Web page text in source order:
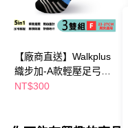
【廠商直送】Walkplus
織步加-A款輕壓足弓
襪-3入-黑23-27
NT$300